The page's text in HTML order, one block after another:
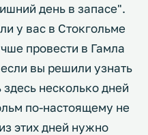
день в запасе".
у вас в Стокгольме
провести в Гамла
вы решили узнать
несколько дней
по-настоящему не
этих дней нужно